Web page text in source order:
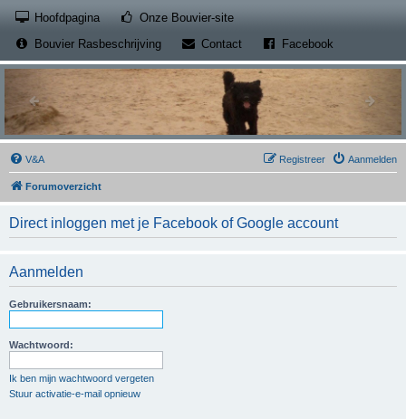
Hoofdpagina Onze Bouvier-site(Opens a new tab)
Bouvier Rasbeschrijving
Contact(Opens a new tab)
Facebook
V&A Aanmelden
Registreer
Forumoverzicht
Direct inloggen met je Facebook of Google account
Aanmelden
Gebruikersnaam:
Wachtwoord:
Ik ben mijn wachtwoord vergeten
Stuur activatie-e-mail opnieuw